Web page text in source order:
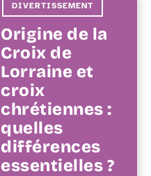
DIVERTISSEMENT
Origine de la
Croix de
Lorraine et
croix
chrétiennes :
quelles
différences
essentielles ?